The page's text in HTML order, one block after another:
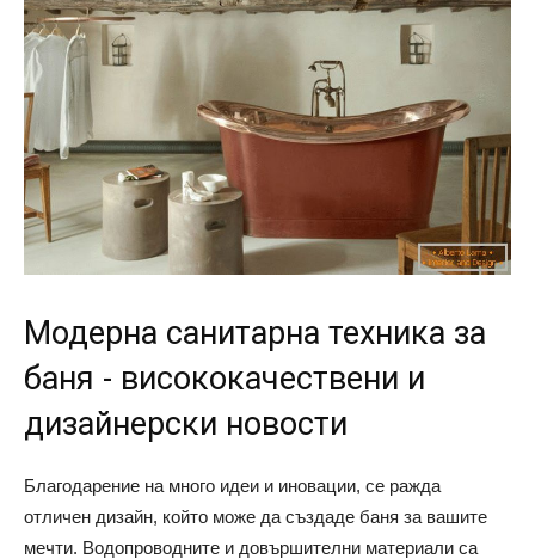
Модерна санитарна техника за
баня - висококачествени и
дизайнерски новости
Благодарение на много идеи и иновации, се ражда
отличен дизайн, който може да създаде баня за вашите
мечти. Водопроводните и довършителни материали са